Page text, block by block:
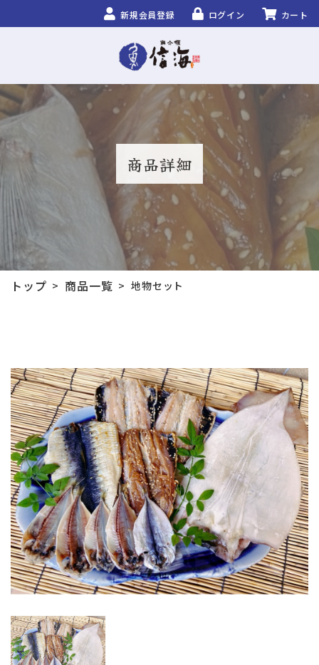
新規会員登録 ログイン カート
商品詳細
トップ > 商品一覧 > 地物セット